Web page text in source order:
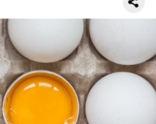
количество
головокружение,
состояния, —